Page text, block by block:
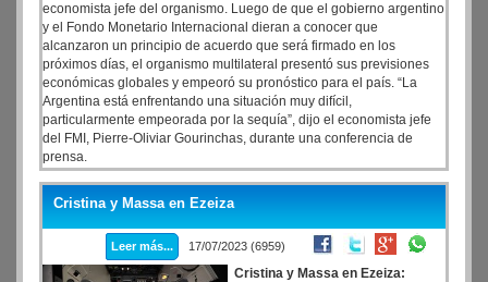
economista jefe del organismo. Luego de que el gobierno argentino
y el Fondo Monetario Internacional dieran a conocer que
alcanzaron un principio de acuerdo que será firmado en los
próximos días, el organismo multilateral presentó sus previsiones
económicas globales y empeoró su pronóstico para el país. “La
Argentina está enfrentando una situación muy difícil,
particularmente empeorada por la sequía”, dijo el economista jefe
del FMI, Pierre-Oliviar Gourinchas, durante una conferencia de
prensa.
Cristina y Massa en Ezeiza
Leer más... 17/07/2023 (6959)
Cristina y Massa en Ezeiza: